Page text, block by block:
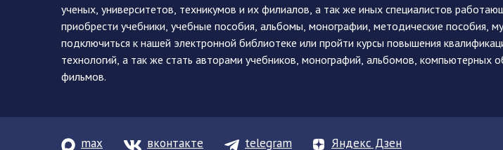
ученых, университетов, техникумов и их филиалов, а так же иных специалистов
приобрести учебники, учебные пособия, альбомы, монографии, методические пособия,
подключиться к нашей электронной библиотеке или пройти курсы повышения
технологий, а так же стать авторами учебников, монографий, альбомов,
фильмов.
max вконтакте telegram Яндекс Дзен